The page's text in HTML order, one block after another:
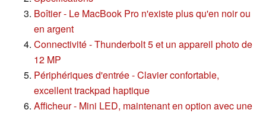
Boîtier - Le MacBook Pro n'existe plus qu'en noir ou
en argent
Connectivité - Thunderbolt 5 et un appareil photo de
12 MP
Périphériques d'entrée - Clavier confortable,
excellent trackpad haptique
Afficheur - Mini LED, maintenant en option avec une